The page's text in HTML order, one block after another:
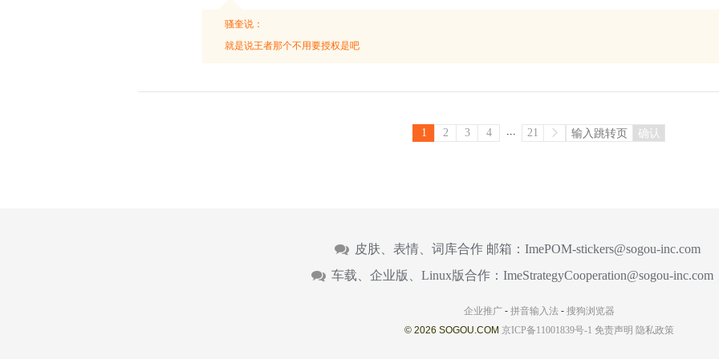
骚奎说：
就是说王者那个不用要授权是吧
1 2 3 4 ... 21 确认
皮肤、表情、词库合作 邮箱： ImePOM-stickers@sogou-inc.com
车载、企业版、Linux版合作： ImeStrategyCooperation@sogou-inc.com
企业推广 - 拼音输入法 - 搜狗浏览器
© 2026 SOGOU.COM 京ICP备11001839号-1 免责声明 隐私政策